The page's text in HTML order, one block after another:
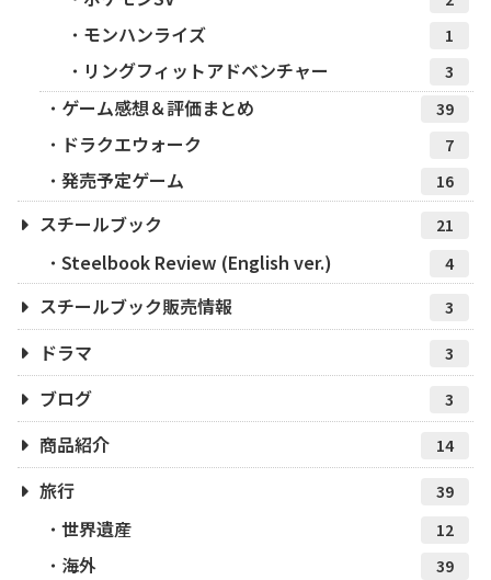
モンハンライズ 1
リングフィットアドベンチャー 3
ゲーム感想＆評価まとめ 39
ドラクエウォーク 7
発売予定ゲーム 16
スチールブック 21
Steelbook Review (English ver.) 4
スチールブック販売情報 3
ドラマ 3
ブログ 3
商品紹介 14
旅行 39
世界遺産 12
海外 39